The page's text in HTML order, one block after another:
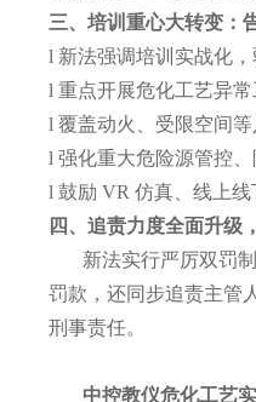
三、培训重心大转变：
l 新法强调培训实战化，
l 重点开展危化工艺异常
l 覆盖动火、受限空间
l 强化重大危险源管控
l 鼓励 VR 仿真、线上线
四、追责力度全面升级
新法实行严厉双罚
罚款，还同步追责主管
刑事责任。
中控教仪危化工艺